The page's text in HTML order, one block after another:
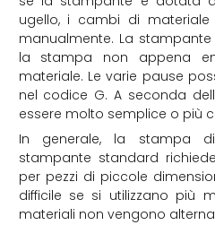
ugello, i cambi di
manualmente. La
la stampa non appena
materiale. Le varie pause
nel codice G. A seconda
essere molto semplice o più
In generale, la stampa
stampante standard
per pezzi di piccole
difficile se si utilizzano più
materiali non vengono